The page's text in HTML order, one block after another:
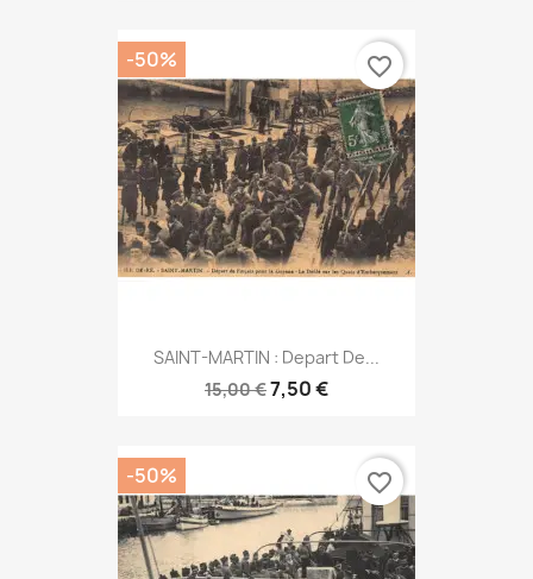
SAINT-MARTIN : Depart De...
15,00 €7,50 €
-50% favorite_border
-50% favorite_border